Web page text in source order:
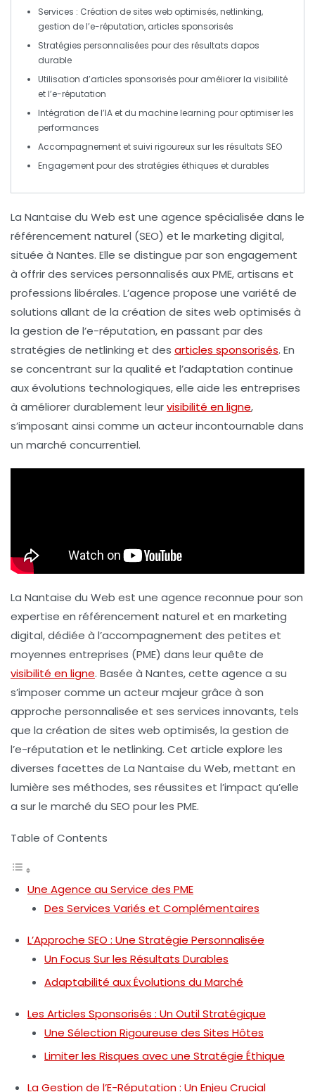
Services : Création de sites web optimisés,netlinking,
gestion de l’e-réputation, articles sponsorisés
Stratégies personnalisées pour des résultats dapos
durable
Utilisation d’articles sponsorisés pour améliorer la visibilité
et l’e-réputation
Intégration de l’IA et du machine learning pour optimiser les
performances
Accompagnement et suivi rigoureux sur les résultats SEO
Engagement pour des stratégies éthiques et durables
La Nantaise du Web est une agence spécialisée dans le
référencement naturel (SEO) et le marketing digital,
située à Nantes. Elle se distingue par son engagement
à offrir des services personnalisés auxPME, artisans et
professions libérales. L’agence propose une variété de
solutions allant de la création de sites web optimisés à
la gestion de l’e-réputation, en passant par des
stratégies de netlinking et des articles sponsorisés. En
se concentrant sur la qualité et l’adaptation continue
aux évolutions technologiques, elle aide les entreprises
à améliorer durablement leurvisibilité en ligne,
s’imposant ainsi comme un acteur incontournable dans
un marché concurrentiel.
La Nantaise du Web est une agence reconnue pour son
expertise en référencement naturel et en marketing
digital, dédiée à l’accompagnement des petites et
moyennes entreprises (PME) dans leur quête de
visibilité en ligne. Basée à Nantes, cette agence a su
s’imposer comme un acteur majeur grâce à son
approche personnalisée et ses services innovants, tels
que la création de sites web optimisés, la gestion de
l’e-réputation et le netlinking. Cet article explore les
diverses facettes de La Nantaise du Web, mettant en
lumière ses méthodes, ses réussites et l’impact qu’elle
a sur le marché du SEO pour les PME.
Table of Contents
Une Agence au Service des PME
Des Services Variés et Complémentaires
L’Approche SEO : Une Stratégie Personnalisée
Un Focus Sur les Résultats Durables
Adaptabilité aux Évolutions du Marché
Les Articles Sponsorisés : Un Outil Stratégique
Une Sélection Rigoureuse des Sites Hôtes
Limiter les Risques avec une Stratégie Éthique
La Gestion de l’E-Réputation : Un Enjeu Crucial